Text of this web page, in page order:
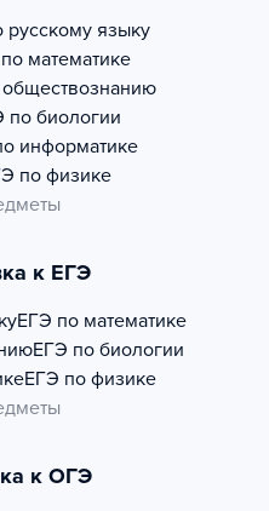
языку
математике
биологии
информатике
по физике
к ЕГЭ
ЕГЭ по математике
ЕГЭ по биологии
ЕГЭ по физике
к ОГЭ